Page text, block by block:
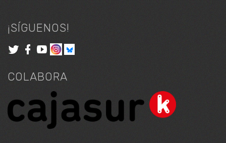
¡SÍGUENOS!
COLABORA